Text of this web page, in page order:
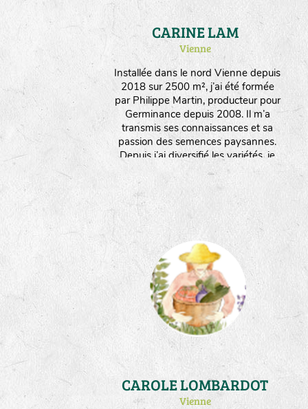
Installée dans le nord Vienne depuis
2018 sur 2500 m², j’ai été formée
par Philippe Martin, producteur pour
Germinance depuis 2008. Il m’a
transmis ses connaissances et sa
passion des semences paysannes.
Depuis j’ai diversifié les variétés, je
multiplie des plantes potagères, des
aromatiques et médicinales, des
fleurs. Je travaille manuellement et
interviens le moins possible sur les
plantes pour favoriser leur rusticité et
leur adaptation. Je produits
également des plants issus de ces
semences. J’aime l’infinie poésie par
laquelle la nature se réinvente à
travers les graines !
CARINE LAM
Vienne
CAROLE LOMBARDOT
Vienne